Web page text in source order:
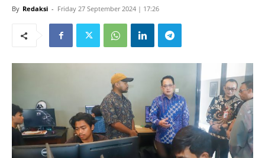
By Redaksi - Friday 27 September 2024 | 17:26